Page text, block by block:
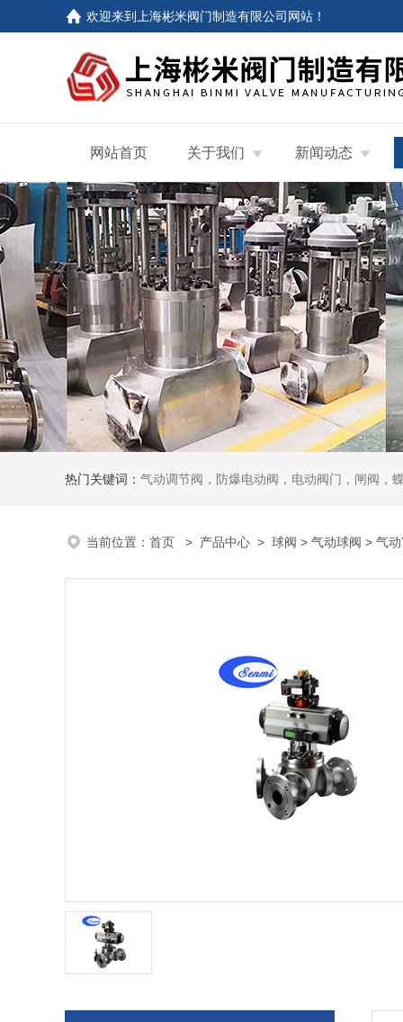
欢迎来到 上海彬米阀门制造有限公司网站 ！
网站首页 关于我们 新闻动态
热门关键词： 气动调节阀，防爆电动阀，电动阀门，闸阀，
当前位置： 首页 > 产品中心 > 球阀 > 气动球阀 > 气